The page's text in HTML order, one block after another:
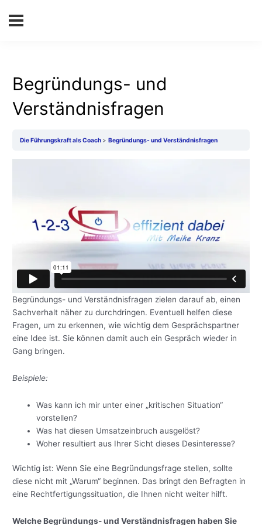
Begründungs- und
Verständnisfragen
Die Führungskraft als Coach Begründungs- und Verständnisfragen
Begründungs- und Verständnisfragen zielen darauf ab, einen
Sachverhalt näher zu durchdringen. Eventuell helfen diese
Fragen, um zu erkennen, wie wichtig dem Gesprächspartner
eine Idee ist. Sie können damit auch ein Gespräch wieder in
Gang bringen.
Beispiele:
Was kann ich mir unter einer „kritischen Situation“
vorstellen?
Was hat diesen Umsatzeinbruch ausgelöst?
Woher resultiert aus Ihrer Sicht dieses Desinteresse?
Wichtig ist: Wenn Sie eine Begründungsfrage stellen, sollte
diese nicht mit „Warum“ beginnen. Das bringt den Befragten in
eine Rechtfertigungssituation, die Ihnen nicht weiter hilft.
Welche Begründungs- und Verständnisfragen haben Sie